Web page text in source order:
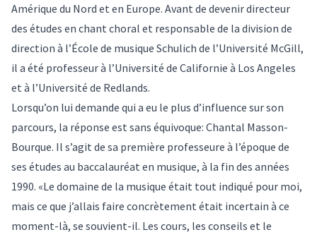
Amérique du Nord et en Europe. Avant de devenir directeur
des études en chant choral et responsable de la division de
direction à l’École de musique Schulich de l’Université McGill,
il a été professeur à l’Université de Californie à Los Angeles
et à l’Université de Redlands.
Lorsqu’on lui demande qui a eu le plus d’influence sur son
parcours, la réponse est sans équivoque: Chantal Masson-
Bourque. Il s’agit de sa première professeure à l’époque de
ses études au baccalauréat en musique, à la fin des années
1990. «Le domaine de la musique était tout indiqué pour moi,
mais ce que j’allais faire concrètement était incertain à ce
moment-là, se souvient-il. Les cours, les conseils et le